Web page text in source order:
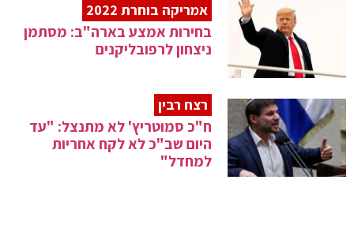
אמריקה בוחרת 2022
בחירות אמצע בארה"ב: מסתמן
ניצחון לרפובליקנים
רצח רבין
ח"כ סמוטריץ' לא מתנצל: "עד
היום שב"כ לא לקח אחריות
למחדל"